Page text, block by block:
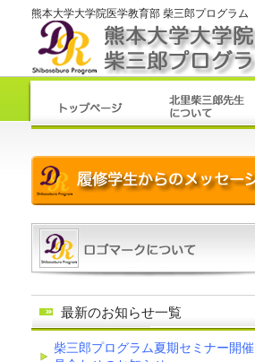
熊本大学大学院医学教育部 柴三郎プログラム
最新のお知らせ一覧
柴三郎プログラム夏期セミナー開催